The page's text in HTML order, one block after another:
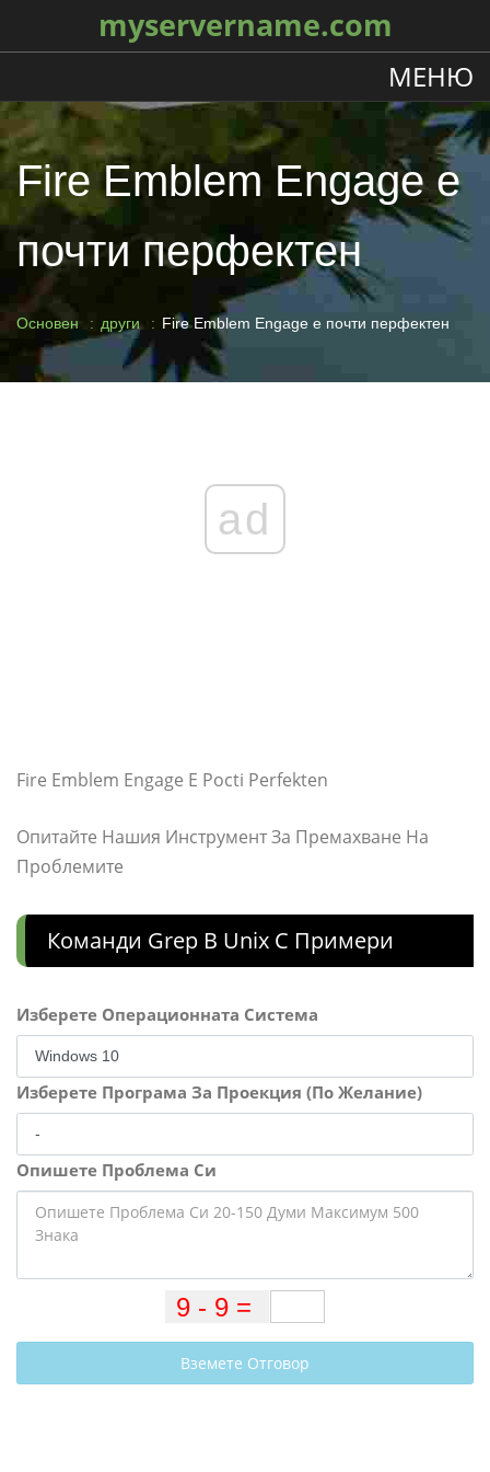
myservername.com
МЕНЮ
Fire Emblem Engage е
почти перфектен
Основен други Fire Emblem Engage е почти перфектен
ad
Fire Emblem Engage E Pocti Perfekten
Опитайте Нашия Инструмент За Премахване На
Проблемите
Команди Grep В Unix С Примери
Изберете Операционната Система
Изберете Програма За Проекция (По Желание)
Опишете Проблема Си
Вземете Отговор